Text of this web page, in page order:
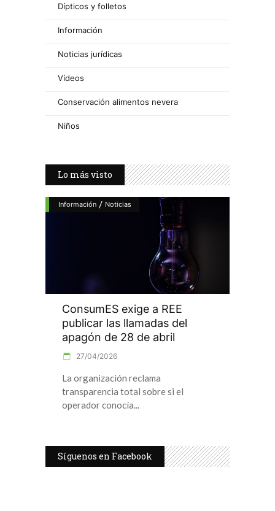
Dípticos y folletos
Información
Noticias jurídicas
Vídeos
Conservación alimentos nevera
Niños
Lo más visto
Información / Noticias
ConsumES exige a REE
publicar las llamadas del
apagón de 28 de abril
27/04/2026
La organización reclama
transparencia total sobre si el
operador conocía
Síguenos en Facebook